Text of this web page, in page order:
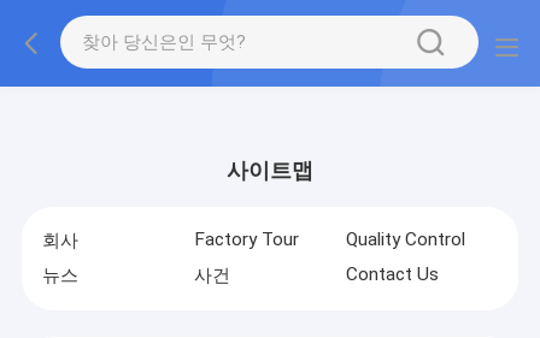
gtag('config', 'G-QWE9HWC3PF', {cookie_flags:
"SameSite=None;Secure"});
사이트맵
회사 Factory Tour
Quality Control
뉴스
사건 Contact Us